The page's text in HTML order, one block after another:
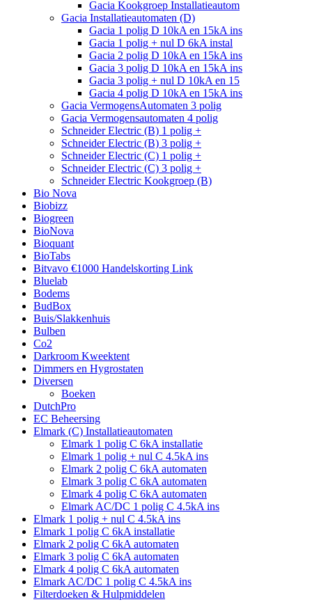
Gacia Kookgroep Installatieautom
Gacia Installatieautomaten (D)
Gacia 1 polig D 10kA en 15kA ins
Gacia 1 polig + nul D 6kA instal
Gacia 2 polig D 10kA en 15kA ins
Gacia 3 polig D 10kA en 15kA ins
Gacia 3 polig + nul D 10kA en 15
Gacia 4 polig D 10kA en 15kA ins
Gacia VermogensAutomaten 3 polig
Gacia Vermogensautomaten 4 polig
Schneider Electric (B) 1 polig +
Schneider Electric (B) 3 polig +
Schneider Electric (C) 1 polig +
Schneider Electric (C) 3 polig +
Schneider Electric Kookgroep (B)
Bio Nova
Biobizz
Biogreen
BioNova
Bioquant
BioTabs
Bitvavo €1000 Handelskorting Link
Bluelab
Bodems
BudBox
Buis/Slakkenhuis
Bulben
Co2
Darkroom Kweektent
Dimmers en Hygrostaten
Diversen
Boeken
DutchPro
EC Beheersing
Elmark (C) Installatieautomaten
Elmark 1 polig C 6kA installatie
Elmark 1 polig + nul C 4.5kA ins
Elmark 2 polig C 6kA automaten
Elmark 3 polig C 6kA automaten
Elmark 4 polig C 6kA automaten
Elmark AC/DC 1 polig C 4.5kA ins
Elmark 1 polig + nul C 4.5kA ins
Elmark 1 polig C 6kA installatie
Elmark 2 polig C 6kA automaten
Elmark 3 polig C 6kA automaten
Elmark 4 polig C 6kA automaten
Elmark AC/DC 1 polig C 4.5kA ins
Filterdoeken & Hulpmiddelen